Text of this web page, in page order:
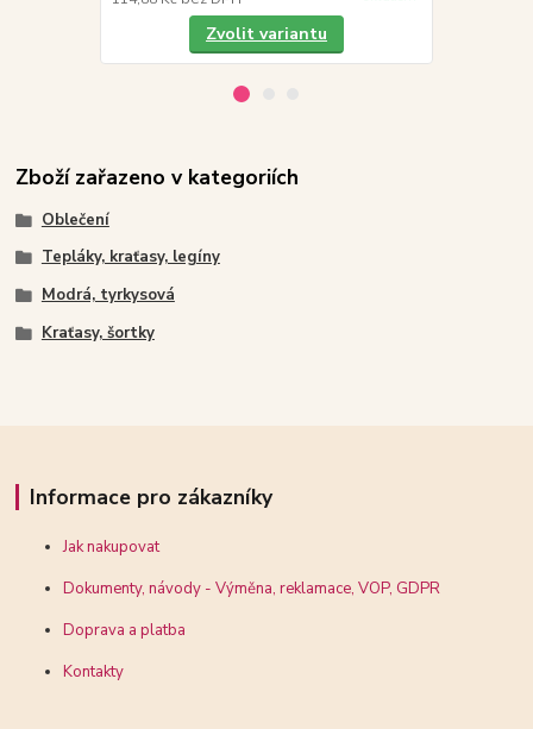
Zvolit variantu
Zboží zařazeno v kategoriích
Oblečení
Tepláky, kraťasy, legíny
Modrá, tyrkysová
Kraťasy, šortky
Informace pro zákazníky
Jak nakupovat
Dokumenty, návody - Výměna, reklamace, VOP, GDPR
Doprava a platba
Kontakty